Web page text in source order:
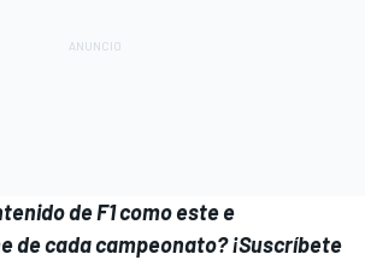
de F1 como este e
de cada campeonato?¡Suscríbete